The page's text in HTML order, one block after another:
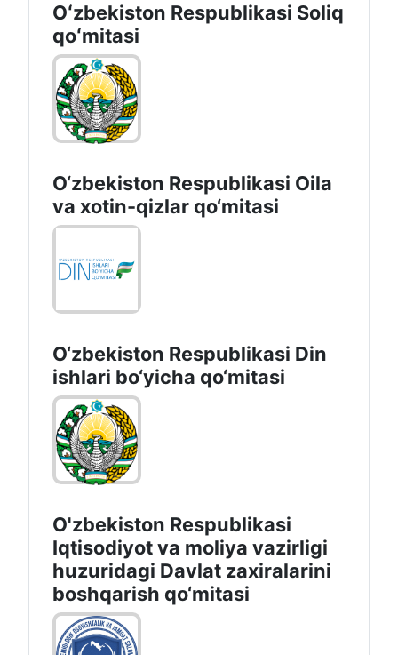
Oʻzbekiston Respublikasi Soliq
qoʻmitasi
O‘zbekiston Respublikasi Oila
va xotin-qizlar qo‘mitasi
O‘zbekiston Respublikаsi Din
ishlаri bo‘yichа qo‘mitаsi
O'zbekiston Respublikasi
Iqtisodiyot va moliya vazirligi
huzuridаgi Dаvlаt zаxirаlаrini
boshqаrish qo‘mitаsi